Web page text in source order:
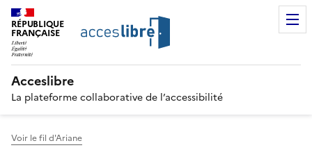
RÉPUBLIQUE
FRANÇAISE
Acceslibre
La plateforme collaborative de l’accessibilité
Voir le fil d'Ariane